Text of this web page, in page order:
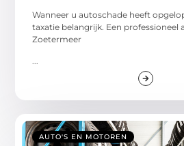
Wanneer u autoschade heeft
taxatie belangrijk. Een professioneel
Zoetermeer
...
AUTO'S EN MOTOREN